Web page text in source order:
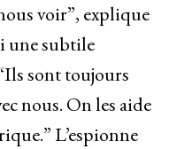
voir”, explique
une subtile
sont toujours
nous. On les aide
L’espionne